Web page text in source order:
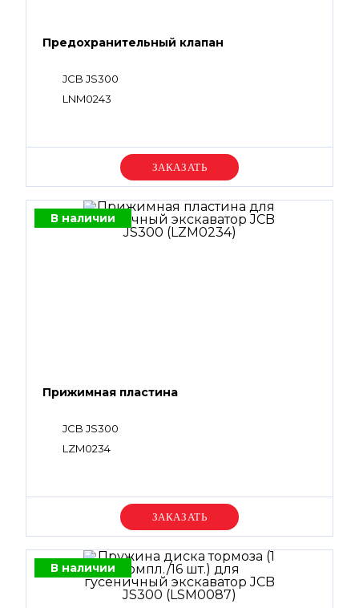
Предохранительный клапан
JCB JS300
LNM0243
Уточняйте цену
В наличии
Прижимная пластина
JCB JS300
LZM0234
Уточняйте цену
В наличии